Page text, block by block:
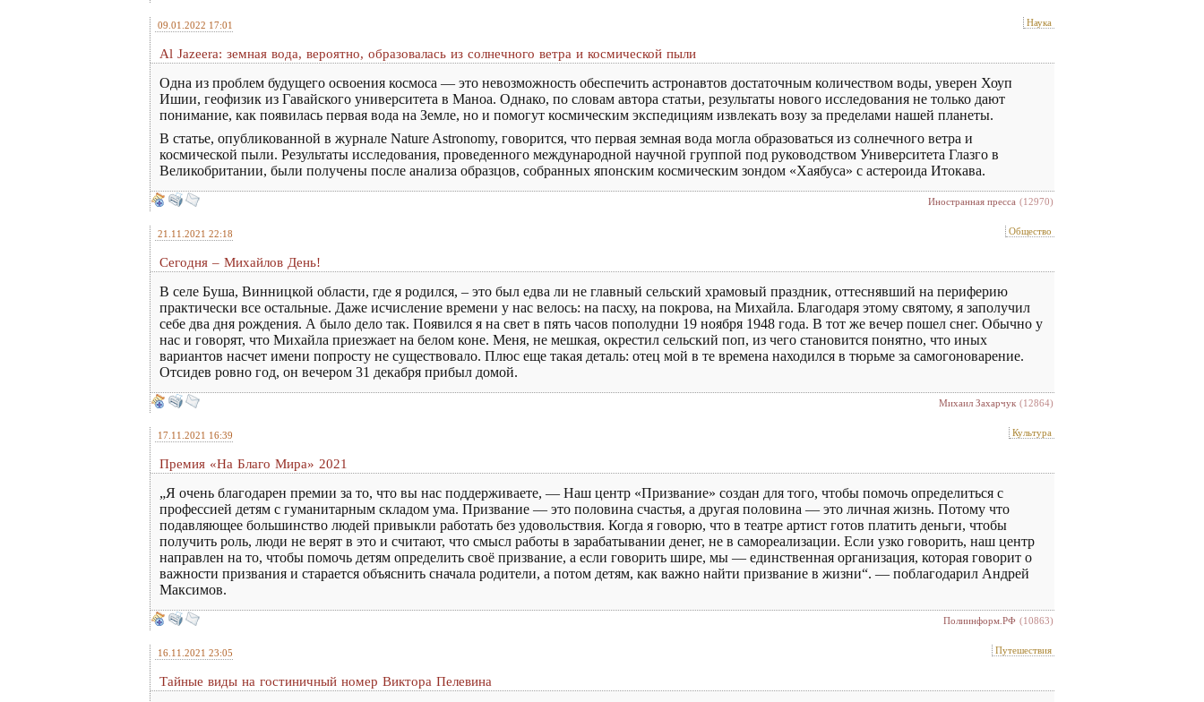
09.01.2022 17:01 Наука
Al Jazeera: земная вода, вероятно, образовалась из солнечного ветра и космической пыли
Одна из проблем будущего освоения космоса — это невозможность обеспечить астронавтов достаточным количеством воды, уверен Хоуп
Ишии, геофизик из Гавайского университета в Маноа. Однако, по словам автора статьи, результаты нового исследования не только дают
понимание, как появилась первая вода на Земле, но и помогут космическим экспедициям извлекать возу за пределами нашей планеты.
В статье, опубликованной в журнале Nature Astronomy, говорится, что первая земная вода могла образоваться из солнечного ветра и
космической пыли. Результаты исследования, проведенного международной научной группой под руководством Университета Глазго в
Великобритании, были получены после анализа образцов, собранных японским космическим зондом «Хаябуса» с астероида Итокава.
Иностранная пресса (12970)
21.11.2021 22:18 Общество
Сегодня – Михайлов День!
В селе Буша, Винницкой области, где я родился, – это был едва ли не главный сельский храмовый праздник, оттеснявший на периферию
практически все остальные. Даже исчисление времени у нас велось: на пасху, на покрова, на Михайла. Благодаря этому святому, я заполучил
себе два дня рождения. А было дело так. Появился я на свет в пять часов пополудни 19 ноября 1948 года. В тот же вечер пошел снег. Обычно у
нас и говорят, что Михайла приезжает на белом коне. Меня, не мешкая, окрестил сельский поп, из чего становится понятно, что иных
вариантов насчет имени попросту не существовало. Плюс еще такая деталь: отец мой в те времена находился в тюрьме за самогоноварение.
Отсидев ровно год, он вечером 31 декабря прибыл домой.
Михаил Захарчук (12864)
17.11.2021 16:39 Культура
Премия «На Благо Мира» 2021
„Я очень благодарен премии за то, что вы нас поддерживаете, — Наш центр «Призвание» создан для того, чтобы помочь определиться с
профессией детям с гуманитарным складом ума. Призвание — это половина счастья, а другая половина — это личная жизнь. Потому что
подавляющее большинство людей привыкли работать без удовольствия. Когда я говорю, что в театре артист готов платить деньги, чтобы
получить роль, люди не верят в это и считают, что смысл работы в зарабатывании денег, не в самореализации. Если узко говорить, наш центр
направлен на то, чтобы помочь детям определить своё призвание, а если говорить шире, мы — единственная организация, которая говорит о
важности призвания и старается объяснить сначала родители, а потом детям, как важно найти призвание в жизни“. — поблагодарил Андрей
Максимов.
Полиинформ.РФ (10863)
16.11.2021 23:05 Путешествия
Тайные виды на гостиничный номер Виктора Пелевина